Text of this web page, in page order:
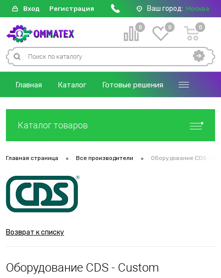
Вход Регистрация Ваш город: Москва
0 0 0
Главная Каталог Готовые решения
Каталог товаров
Главная страница • Все производители • Оборудование CDS -
Возврат к списку
Оборудование CDS - Custom